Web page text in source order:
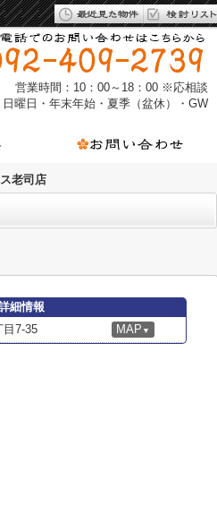
営業時間：10：00～18：00 ※応相談
曜日・年末年始・夏季（盆休）・GW
老司店
細情報
目7-35 MAP ▼